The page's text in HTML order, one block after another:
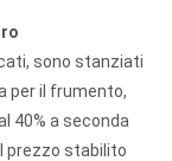
sono stanziati
per il frumento,
40% a seconda
prezzo stabilito